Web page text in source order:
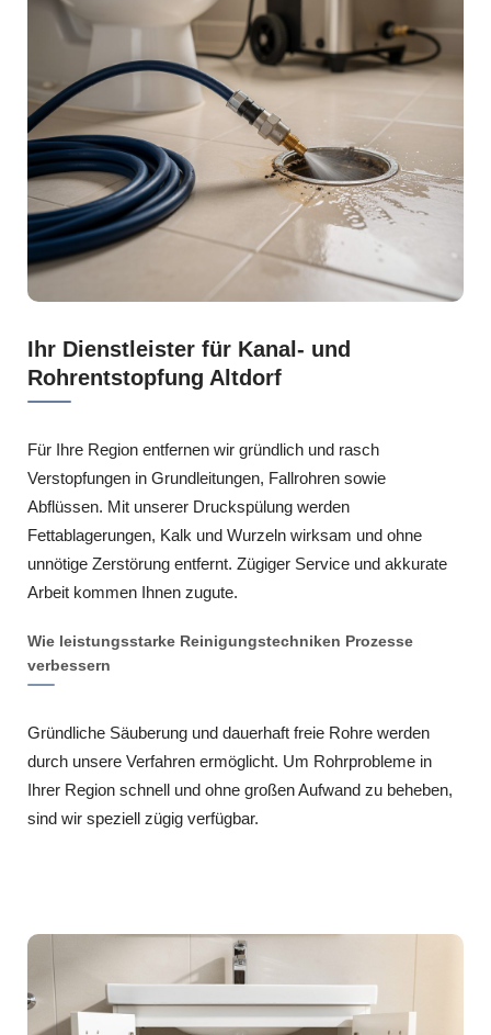
Ihr Dienstleister für Kanal- und
Rohrentstopfung Altdorf
Für Ihre Region entfernen wir gründlich und rasch
Verstopfungen in Grundleitungen, Fallrohren sowie
Abflüssen. Mit unserer Druckspülung werden
Fettablagerungen, Kalk und Wurzeln wirksam und ohne
unnötige Zerstörung entfernt. Zügiger Service und akkurate
Arbeit kommen Ihnen zugute.
Wie leistungsstarke Reinigungstechniken Prozesse
verbessern
Gründliche Säuberung und dauerhaft freie Rohre werden
durch unsere Verfahren ermöglicht. Um Rohrprobleme in
Ihrer Region schnell und ohne großen Aufwand zu beheben,
sind wir speziell zügig verfügbar.